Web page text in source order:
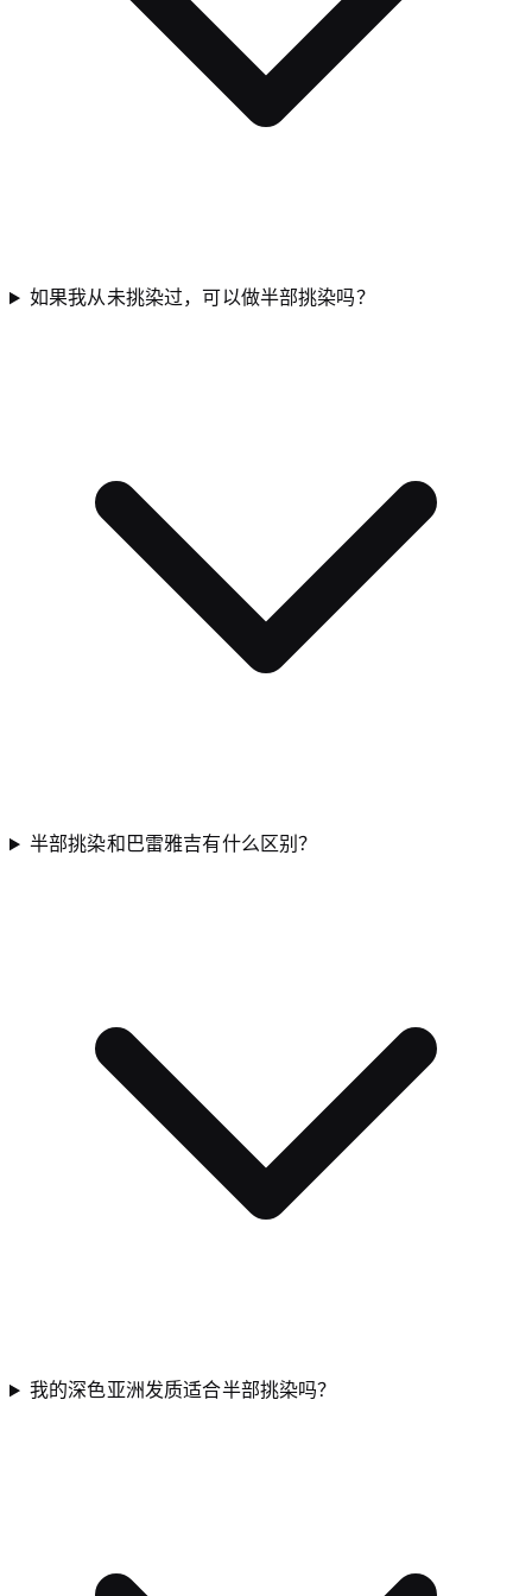
如果我从未挑染过，可以做半部挑染吗？
半部挑染和巴雷雅吉有什么区别？
我的深色亚洲发质适合半部挑染吗？